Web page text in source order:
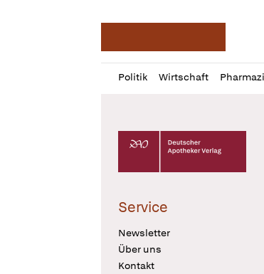
Politik Wirtschaft
Profil
öffnen
Daz
Pur
Deutscher Apotheker
Service
Newsletter
Über uns
Kontakt